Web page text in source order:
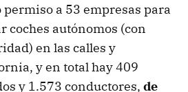
permiso a 53 empresas para
coches autónomos (con
en las calles y
y en total hay 409
y 1.573 conductores, de